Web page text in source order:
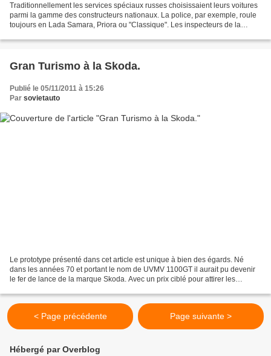
Traditionnellement les services spéciaux russes choisissaient leurs voitures
parmi la gamme des constructeurs nationaux. La police, par exemple, roule
toujours en Lada Samara, Priora ou "Classique". Les inspecteurs de la
Gran Turismo à la Skoda.
Publié le 05/11/2011 à 15:26
Par sovietauto
Le prototype présenté dans cet article est unique à bien des égards. Né
dans les années 70 et portant le nom de UVMV 1100GT il aurait pu devenir
le fer de lance de la marque Skoda. Avec un prix ciblé pour attirer les
< Page précédente Page suivante >
Hébergé par Overblog